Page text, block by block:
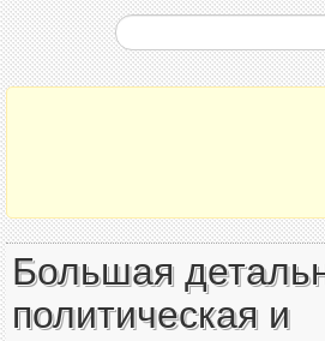
Большая
политическая и